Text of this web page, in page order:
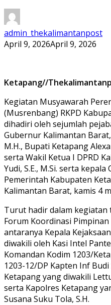
admin_thekalimantanpost
April 9, 2026April 9, 2026
Ketapang//
Kegiatan Musyawarah
(Musrenbang) RKPD
dihadiri oleh sejumlah
Gubernur Kalimantan
M.H., Bupati Ketapang
serta Wakil Ketua I DPRD
Yudi, S.E., M.Si. serta
Pemerintah Kabupaten
Kalimantan Barat, kamis 4
Turut hadir dalam
Forum Koordinasi
antaranya Kepala
diwakili oleh Kasi Intel
Komandan Kodim 1203/
1203-12/DP Kapten Inf
Ketapang yang diwakili
serta Kapolres Ketapang
Susana Suku Tola, S.H.